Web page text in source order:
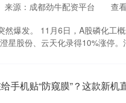
来源：成都劲牛配资平台 查
然爆发。 11月6日，A股磷化工
星股份、云天化录得10%涨停
手机贴“防窥膜”？这款新机